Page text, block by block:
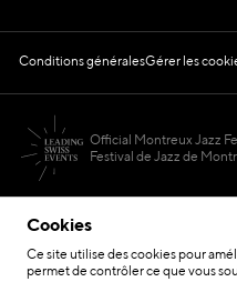
Cookies
Ce site utilise des cookies pour
permet de contrôler ce que vous
Conditions généralesGérer les
Official Montreux Jazz
Festival de Jazz de